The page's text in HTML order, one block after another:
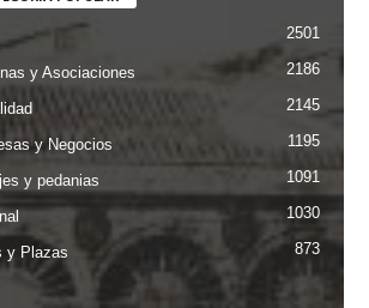
2501
y Asociaciones 2186
2145
y Negocios 1195
y pedanias 1091
1030
y Plazas 873